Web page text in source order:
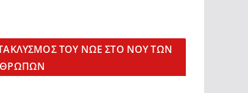
ΤΟΥ ΝΩΕ ΣΤΟ ΝΟΥ ΤΩΝ